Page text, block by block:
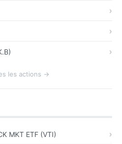
les actions →
MKT ETF (VTI)